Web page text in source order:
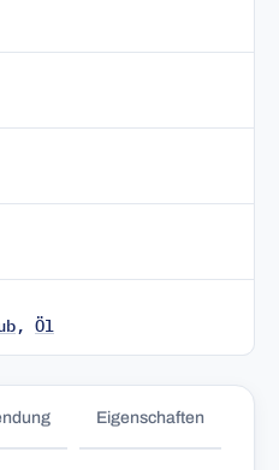
, Öl
Eigenschaften